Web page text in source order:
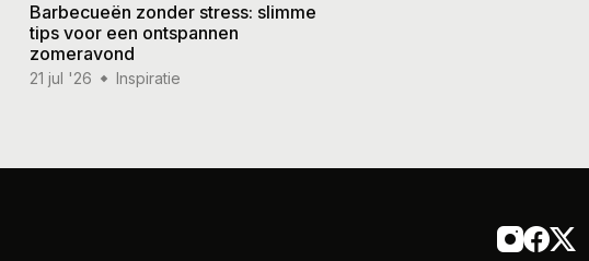
Barbecueën zonder stress: slimme
tips voor een ontspannen
zomeravond
21 jul '26 Inspiratie